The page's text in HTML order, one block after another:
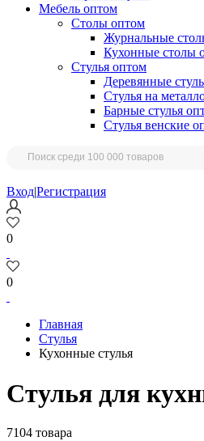
Мебель оптом
Столы оптом
Журнальные
Кухонные столы
Стулья оптом
Деревянные
Стулья на
Барные стулья
Стулья венские
Вход|Регистрация
0
0
Главная
Стулья
Кухонные стулья
Стулья для
7104 товара